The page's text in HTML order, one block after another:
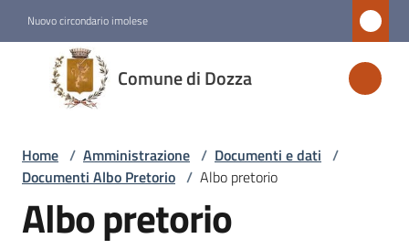
Nuovo circondario imolese
Comune di Dozza
Comune
di
Dozza
Menu selezionato
Home / Amministrazione / Documenti e dati /
Documenti Albo Pretorio / Albo pretorio
Albo pretorio